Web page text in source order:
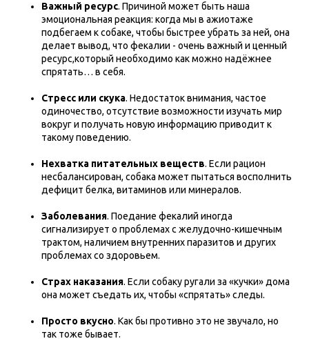
Важный ресурс. Причиной может быть наша
эмоциональная реакция: когда мы в ажиотаже
подбегаем к собаке, чтобы быстрее убрать за ней, она
делает вывод, что фекалии - очень важный и ценный
ресурс,который необходимо как можно надёжнее
спрятать… в себя.
Стресс или скука. Недостаток внимания, частое
одиночество, отсутствие возможности изучать мир
вокруг и получать новую информацию приводит к
такому поведению.
Нехватка питательных веществ. Если рацион
несбалансирован, собака может пытаться восполнить
дефицит белка, витаминов или минералов.
Заболевания. Поедание фекалий иногда
сигнализирует о проблемах с желудочно-кишечным
трактом, наличием внутренних паразитов и других
проблемах со здоровьем.
Страх наказания. Если собаку ругали за «кучки» дома
она может съедать их, чтобы «спрятать» следы.
Просто вкусно. Как бы противно это не звучало, но
так тоже бывает.